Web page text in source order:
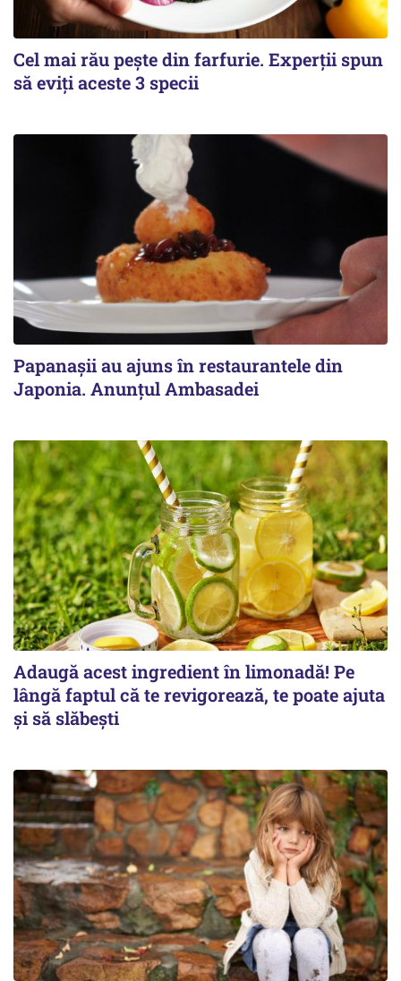
Cel mai rău pește din farfurie. Experții spun
să eviți aceste 3 specii
Papanașii au ajuns în restaurantele din
Japonia. Anunțul Ambasadei
Adaugă acest ingredient în limonadă! Pe
lângă faptul că te revigorează, te poate ajuta
și să slăbești